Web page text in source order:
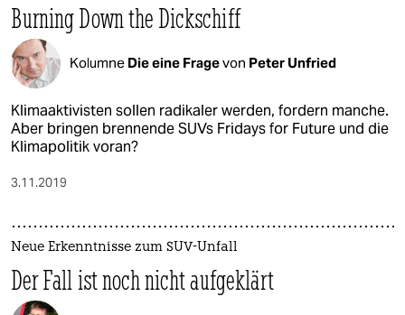
Burning Down the Dickschiff
Kolumne Die eine Fragevon Peter Unfried
Klimaaktivisten sollen radikaler werden, fordern manche.
Aber bringen brennende SUVs Fridays for Future und die
Klimapolitik voran?
3.11.2019
Neue Erkenntnisse zum SUV-Unfall
Der Fall ist noch nicht aufgeklärt